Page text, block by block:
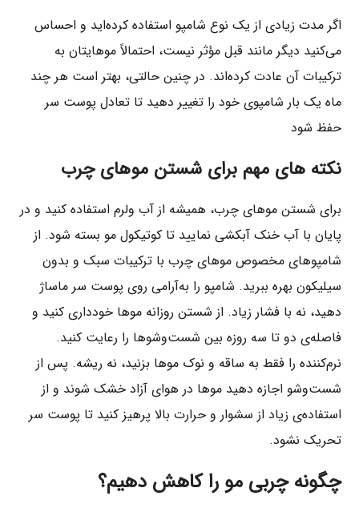
اگر مدت زیادی از یک نوع شامپو استفاده کرده‌اید و احساس
می‌کنید دیگر مانند قبل مؤثر نیست، احتمالاً موهایتان به
ترکیبات آن عادت کرده‌اند. در چنین حالتی، بهتر است هر چند
ماه یک بار شامپوی خود را تغییر دهید تا تعادل پوست سر
حفظ شود
نکته های مهم برای شستن موهای چرب
برای شستن موهای چرب، همیشه از آب ولرم استفاده کنید و در
پایان با آب خنک آبکشی نمایید تا کوتیکول مو بسته شود. از
شامپوهای مخصوص موهای چرب با ترکیبات سبک و بدون
سیلیکون بهره ببرید. شامپو را به‌آرامی روی پوست سر ماساژ
دهید، نه با فشار زیاد. از شستن روزانه موها خودداری کنید و
فاصله‌ی دو تا سه روزه بین شست‌وشوها را رعایت کنید.
نرم‌کننده را فقط به ساقه و نوک موها بزنید، نه ریشه. پس از
شست‌وشو اجازه دهید موها در هوای آزاد خشک شوند و از
استفاده‌ی زیاد از سشوار و حرارت بالا پرهیز کنید تا پوست سر
تحریک نشود.
چگونه چربی مو را کاهش دهیم؟